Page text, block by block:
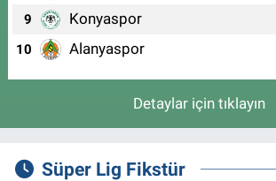
9 Konyaspor
10 Alanyaspor
Detaylar için tıklayın
Süper Lig Fikstür